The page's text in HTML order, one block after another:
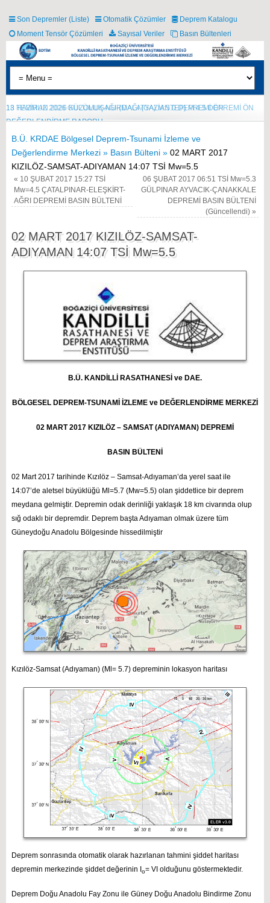
Son Depremler (Liste) Otomatik Çözümler
Deprem Katalogu
Moment Tensör Çözümleri
Sayısal Veriler Basın Bültenleri
18 TEMMUZ 2026 GÜLÜMUŞAĞI-(MALATYA) M:5.0 DEPREMİ ÖN
DEĞERLENDİRME RAPORU
B.Ü. KRDAE Bölgesel Deprem-Tsunami İzleme ve
Değerlendirme Merkezi » Basın Bülteni » 02 MART 2017
KIZILÖZ-SAMSAT-ADIYAMAN 14:07 TSİ Mw=5.5
« 10 ŞUBAT 2017 15:27 TSİ
Mw=4.5 ÇATALPINAR-ELEŞKİRT-
AĞRI DEPREMİ BASIN BÜLTENİ
06 ŞUBAT 2017 06:51 TSİ Mw=5.3
GÜLPINAR AYVACIK-ÇANAKKALE
DEPREMİ BASIN BÜLTENİ
(Güncellendi)»
02 MART 2017 KIZILÖZ-SAMSAT-
ADIYAMAN 14:07 TSİ Mw=5.5
B.Ü. KANDİLLİ RASATHANESİ ve DAE.
BÖLGESEL DEPREM-TSUNAMİ İZLEME ve DEĞERLENDİRME MERKEZİ
02 MART 2017 KIZILÖZ – SAMSAT (ADIYAMAN) DEPREMİ
BASIN BÜLTENİ
02 Mart 2017 tarihinde Kızılöz – Samsat-Adıyaman’da yerel saat ile
14:07’de aletsel büyüklüğü Ml=5.7 (Mw=5.5) olan şiddetlice bir deprem
meydana gelmiştir. Depremin odak derinliği yaklaşık 18 km civarında olup
sığ odaklı bir depremdir. Deprem başta Adıyaman olmak üzere tüm
Güneydoğu Anadolu Bölgesinde hissedilmiştir
Kızılöz-Samsat (Adıyaman) (Ml= 5.7) depreminin lokasyon haritası
Deprem sonrasında otomatik olarak hazırlanan tahmini şiddet haritası
depremin merkezinde şiddet değerinin I o= VI olduğunu göstermektedir.
Deprem Doğu Anadolu Fay Zonu ile Güney Doğu Anadolu Bindirme Zonu